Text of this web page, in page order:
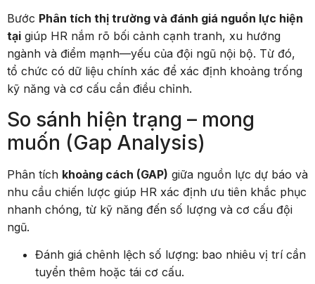
Bước Phân tích thị trường và đánh giá nguồn lực hiện
tại giúp HR nắm rõ bối cảnh cạnh tranh, xu hướng
ngành và điểm mạnh—yếu của đội ngũ nội bộ. Từ đó,
tổ chức có dữ liệu chính xác để xác định khoảng trống
kỹ năng và cơ cấu cần điều chỉnh.
So sánh hiện trạng – mong
muốn (Gap Analysis)
Phân tích khoảng cách (GAP) giữa nguồn lực dự báo và
nhu cầu chiến lược giúp HR xác định ưu tiên khắc phục
nhanh chóng, từ kỹ năng đến số lượng và cơ cấu đội
ngũ.
Đánh giá chênh lệch số lượng: bao nhiêu vị trí cần
tuyển thêm hoặc tái cơ cấu.